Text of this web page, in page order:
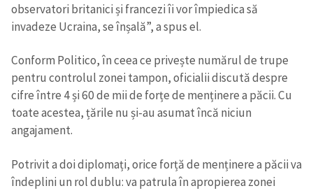
observatori britanici și francezi îi vor împiedica să
invadeze Ucraina, se înșală”, a spus el.
Conform Politico, în ceea ce privește numărul de trupe
pentru controlul zonei tampon, oficialii discută despre
cifre între 4 și 60 de mii de forțe de menținere a păcii. Cu
toate acestea, țările nu și-au asumat încă niciun
angajament.
Potrivit a doi diplomați, orice forță de menținere a păcii va
îndeplini un rol dublu: va patrula în apropierea zonei